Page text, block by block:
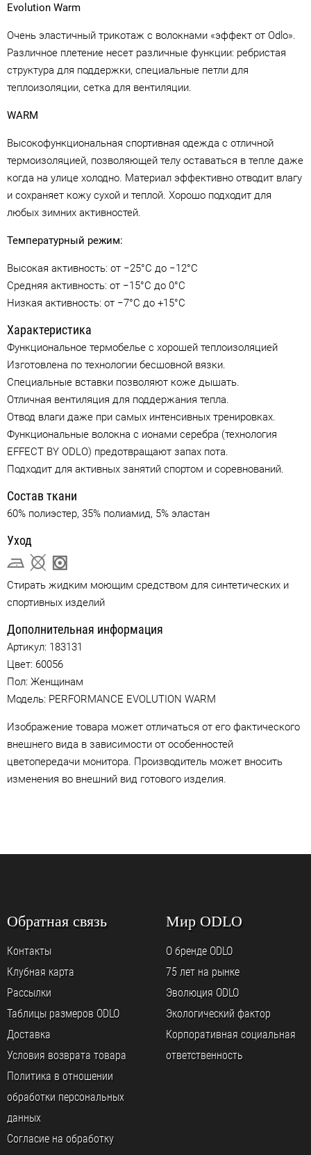
Evolution Warm
Очень эластичный трикотаж с волокнами «эффект от Odlo».
Различное плетение несет различные функции: ребристая
структура для поддержки, специальные петли для
теплоизоляции, сетка для вентиляции.
WARM
Высокофункциональная спортивная одежда с отличной
термоизоляцией, позволяющей телу оставаться в тепле даже
когда на улице холодно. Материал эффективно отводит влагу
и сохраняет кожу сухой и теплой. Хорошо подходит для
любых зимних активностей.
Температурный режим:
Высокая активность: от −25°C до −12°C
Средняя активность: от −15°C до 0°C
Низкая активность: от −7°C до +15°C
Характеристика
Функциональное термобелье с хорошей теплоизоляцией
Изготовлена по технологии бесшовной вязки.
Специальные вставки позволяют коже дышать.
Отличная вентиляция для поддержания тепла.
Отвод влаги даже при самых интенсивных тренировках.
Функциональные волокна с ионами серебра (технология
EFFECT BY ODLO) предотвращают запах пота.
Подходит для активных занятий спортом и соревнований.
Состав ткани
60% полиэстер, 35% полиамид, 5% эластан
Уход
Стирать жидким моющим средством для синтетических и
спортивных изделий
Дополнительная информация
Артикул: 183131
Цвет: 60056
Пол: Женщинам
Модель: PERFORMANCE EVOLUTION WARM
Изображение товара может отличаться от его фактического
внешнего вида в зависимости от особенностей
цветопередачи монитора. Производитель может вносить
изменения во внешний вид готового изделия.
Обратная связь
Контакты
Клубная карта
Рассылки
Таблицы размеров ODLO
Доставка
Условия возврата товара
Политика в отношении
обработки персональных
данных
Согласие на обработку
Мир ODLO
О бренде ODLO
75 лет на рынке
Эволюция ODLO
Экологический фактор
Корпоративная социальная
ответственность